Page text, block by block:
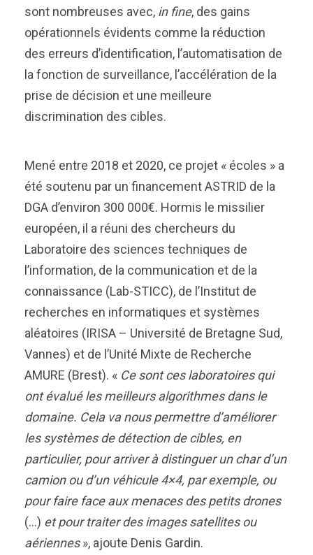
sont nombreuses avec, in fine, des gains
opérationnels évidents comme la réduction
des erreurs d’identification, l’automatisation de
la fonction de surveillance, l’accélération de la
prise de décision et une meilleure
discrimination des cibles.
Mené entre 2018 et 2020, ce projet « écoles » a
été soutenu par un financement ASTRID de la
DGA d’environ 300 000€. Hormis le missilier
européen, il a réuni des chercheurs du
Laboratoire des sciences techniques de
l’information, de la communication et de la
connaissance (Lab-STICC), de l’Institut de
recherches en informatiques et systèmes
aléatoires (IRISA – Université de Bretagne Sud,
Vannes) et de l’Unité Mixte de Recherche
AMURE (Brest). « Ce sont ces laboratoires qui
ont évalué les meilleurs algorithmes dans le
domaine. Cela va nous permettre d’améliorer
les systèmes de détection de cibles, en
particulier, pour arriver à distinguer un char d’un
camion ou d’un véhicule 4×4, par exemple, ou
pour faire face aux menaces des petits drones
(…) et pour traiter des images satellites ou
aériennes», ajoute Denis Gardin.